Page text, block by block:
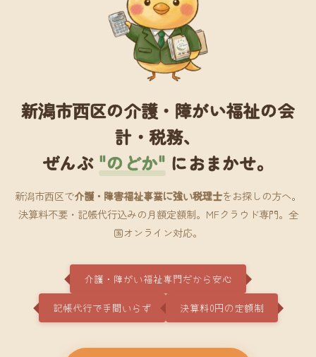
新潟市西区の介護・障がい福祉の会
計・税務、
ぜんぶ "のどか" におまかせ。
新潟市西区で介護・障害福祉事業に強い税理士をお探しの方へ。
決算料不要・記帳代行込みの月額定額制。MFクラウド専門。全
国オンライン対応。
介護・障がい福祉専門だから安心
記帳代行で手間いらず 決算料0円の定額制